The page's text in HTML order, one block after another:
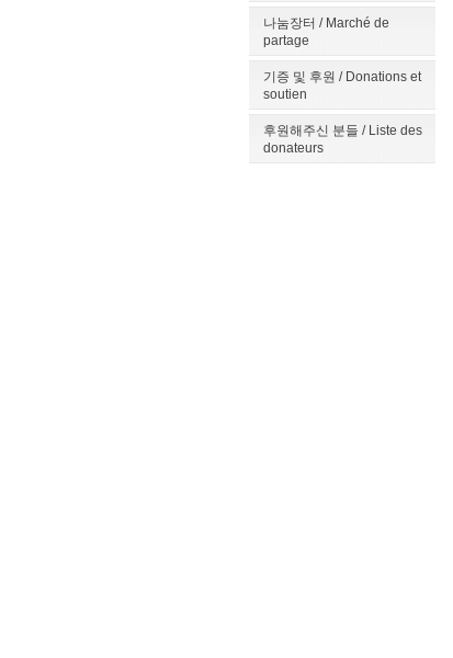
나눔장터 / Marché de
partage
기증 및 후원 / Donations et
soutien
후원해주신 분들 / Liste des
donateurs